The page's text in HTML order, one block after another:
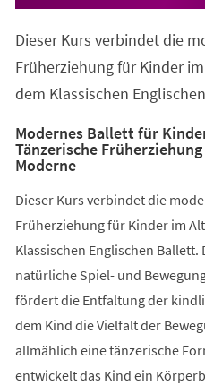
Dieser Kurs verbindet die
Früherziehung für Kinder
dem Klassischen
Modernes Ballett für
Tänzerische
Moderne
Dieser Kurs verbindet die
Früherziehung für Kinder im
Klassischen Englischen
natürliche Spiel- und
fördert die Entfaltung der
dem Kind die Vielfalt der
allmählich eine tänzerische
entwickelt das Kind ein